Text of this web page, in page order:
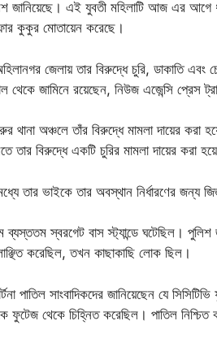
জানিয়েছে। এই যুবতী মহিলাটি আজ এর আগে
কুকুর মোতায়েন করেছে।
জেলায় তার বিরুদ্ধে চুরি, ডাকাতি এবং
জামিনে রয়েছেন, নিউজ এজেন্সি প্রেস
থানা অঞ্চলে তাঁর বিরুদ্ধে মামলা দায়ের
তার বিরুদ্ধে একটি চুরির মামলা দায়ের করা
তার ভাইকে তার অবস্থান নির্ধারণের জন্য
স্বরগেট বাস স্ট্যান্ডে ঘটেছিল। পুলিশ
করেছিল, তখন কাছাকাছি লোক ছিল।
পাতিল সাংবাদিকদের জানিয়েছেন যে
থেকে চিহ্নিত করেছিল। পাতিল নিশ্চিত